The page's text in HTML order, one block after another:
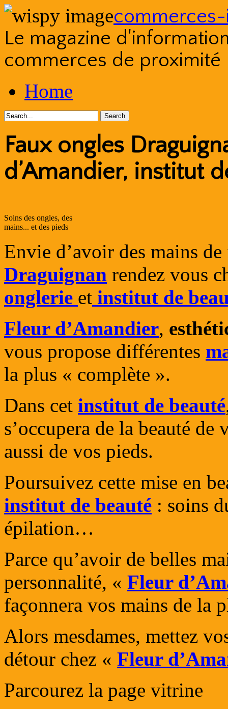
Le magazine
commerces de proximité
to
contentHome
Faux ongles
d’Amandier, institut
Soins des ongles, des
mains... et des pieds
Envie d’avoir des mains de
Draguignan rendez vous
onglerie et institut de
Fleur d’Amandier,
vous propose différentes
la plus « complète ».
Dans cet institut de beauté
s’occupera de la beauté
aussi de vos pieds.
Poursuivez cette mise en
institut de beauté : soins
épilation…
Parce qu’avoir de belles
personnalité, « Fleur
façonnera vos mains de la
Alors mesdames, mettez
détour chez « Fleur
Parcourez la page vitrine